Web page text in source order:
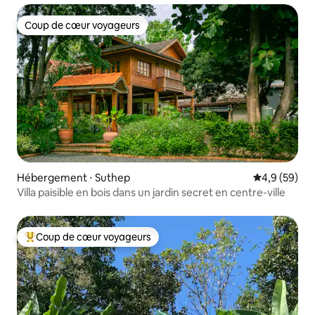
Coup de cœur voyageurs
Coup de cœur voyageurs
Hébergement ⋅ Suthep Évaluation
4,9 (59)
Villa paisible en bois dans un jardin secret en centre-ville
Coups de cœur voyageurs les plus appréciés
Coup de cœur voyageurs